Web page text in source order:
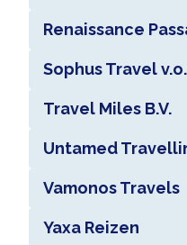
Renaissance
Sophus Travel
Travel Miles B.V.
Untamed
Vamonos Travels
Yaxa Reizen